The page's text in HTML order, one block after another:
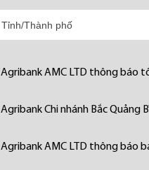
Agribank AMC LTD thông báo
Agribank Chi nhánh Bắc Quảng
Agribank AMC LTD thông báo